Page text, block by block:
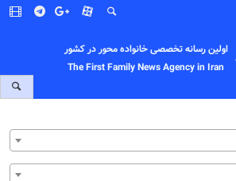
اولین رسانه تخصصی خانواده محور در کشور
The First Family News Agency in Iran